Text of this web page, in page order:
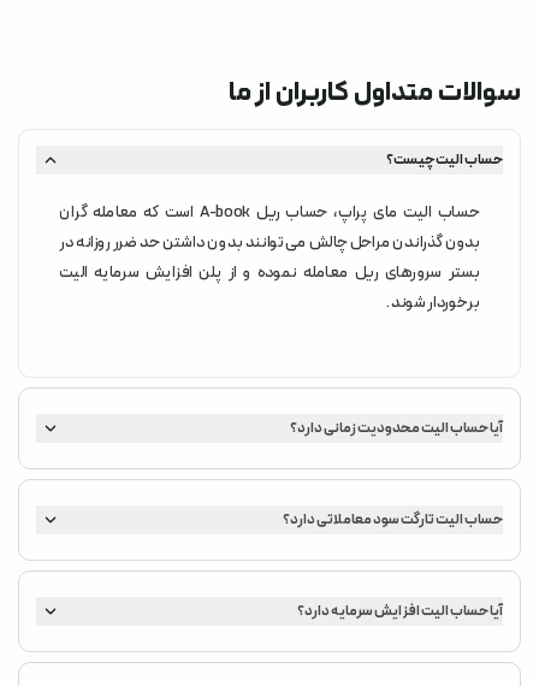
سوالات متداول کاربران از ما
حساب الیت چیست؟
حساب الیت مای پراپ، حساب ریل A-book است که معامله گران
بدون گذراندن مراحل چالش می توانند بدون داشتن حد ضرر روزانه در
بستر سرورهای ریل معامله نموده و از پلن افزایش سرمایه الیت
برخوردار شوند.
آیا حساب الیت محدودیت زمانی دارد؟
خیر، حساب الیت بدون محدودیت زمانی است
حساب الیت تارگت سود معاملاتی دارد؟
خیر حساب الیت تارگت سود معاملاتی ندارد
آیا حساب الیت افزایش سرمایه دارد؟
رشد دهد و تا زمان رسیدن به رشد 9 درصدی از حساب برداشت انجام